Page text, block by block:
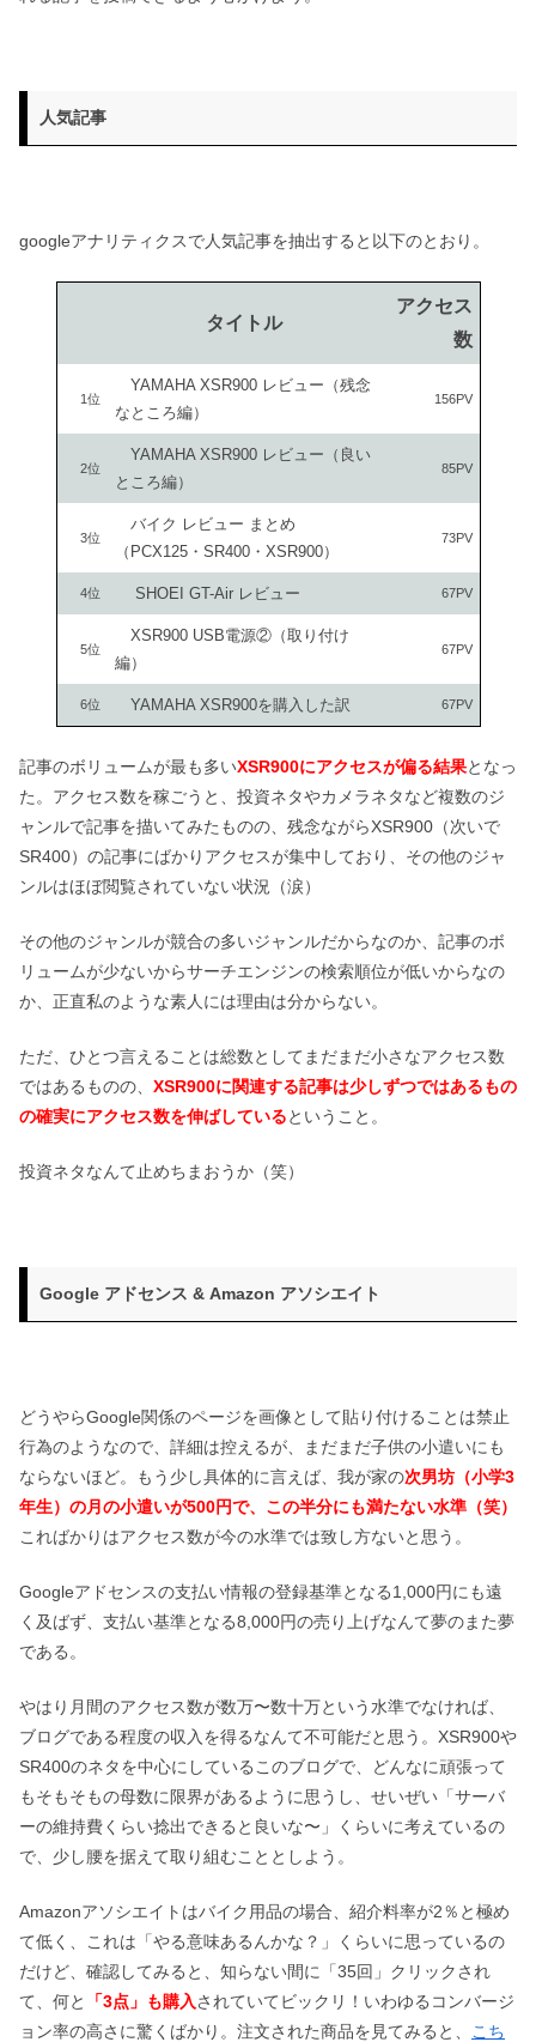
人気記事
googleアナリティクスで人気記事を抽出すると以下のとおり。
タイトル
アクセス
数
1位
YAMAHA XSR900 レビュー（残念
なところ編）
156PV
2位
YAMAHA XSR900 レビュー（良い
ところ編）
85PV
3位
バイク レビュー まとめ
（PCX125・SR400・XSR900）
73PV
4位 SHOEI GT-Air レビュー 67PV
5位
XSR900 USB電源②（取り付け
編）
67PV
6位 YAMAHA XSR900を購入した訳 67PV
記事のボリュームが最も多いXSR900にアクセスが偏る結果となっ
た。アクセス数を稼ごうと、投資ネタやカメラネタなど複数のジ
ャンルで記事を描いてみたものの、残念ながらXSR900（次いで
SR400）の記事にばかりアクセスが集中しており、その他のジャ
ンルはほぼ閲覧されていない状況（涙）
その他のジャンルが競合の多いジャンルだからなのか、記事のボ
リュームが少ないからサーチエンジンの検索順位が低いからなの
か、正直私のような素人には理由は分からない。
ただ、ひとつ言えることは総数としてまだまだ小さなアクセス数
ではあるものの、 XSR900に関連する記事は少しずつではあるもの
の確実にアクセス数を伸ばしているということ。
投資ネタなんて止めちまおうか（笑）
Google アドセンス & Amazon アソシエイト
どうやらGoogle関係のページを画像として貼り付けることは禁止
行為のようなので、詳細は控えるが、まだまだ子供の小遣いにも
ならないほど。もう少し具体的に言えば、我が家の次男坊（小学3
年生）の月の小遣いが500円で、この半分にも満たない水準（笑）
こればかりはアクセス数が今の水準では致し方ないと思う。
Googleアドセンスの支払い情報の登録基準となる1,000円にも遠
く及ばず、支払い基準となる8,000円の売り上げなんて夢のまた夢
である。
やはり月間のアクセス数が数万〜数十万という水準でなければ、
ブログである程度の収入を得るなんて不可能だと思う。XSR900や
SR400のネタを中心にしているこのブログで、どんなに頑張って
もそもそもの母数に限界があるように思うし、せいぜい「サーバ
ーの維持費くらい捻出できると良いな〜」くらいに考えているの
で、少し腰を据えて取り組むこととしよう。
Amazonアソシエイトはバイク用品の場合、紹介料率が2％と極め
て低く、これは「やる意味あるんかな？」くらいに思っているの
だけど、確認してみると、知らない間に「35回」クリックされ
て、何と
「3点」 も購入 されていてビックリ！いわゆるコンバージ
ョン率の高さに驚くばかり。注文された商品を見てみると、
こち